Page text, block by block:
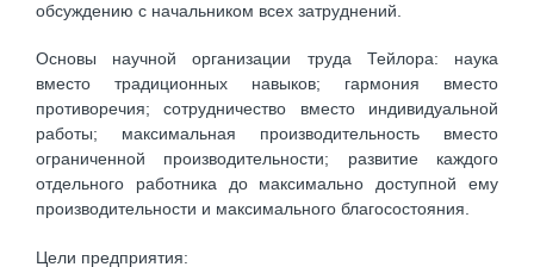
обсуждению с начальником всех затруднений.
Основы научной организации труда Тейлора: наука
вместо традиционных навыков; гармония вместо
противоречия; сотрудничество вместо индивидуальной
работы; максимальная производительность вместо
ограниченной производительности; развитие каждого
отдельного работника до максимально доступной ему
производительности и максимального благосостояния.
Цели предприятия: